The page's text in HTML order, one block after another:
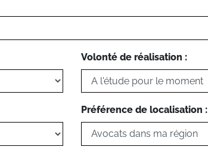
Volonté de réalisation :
Préférence de localisation :